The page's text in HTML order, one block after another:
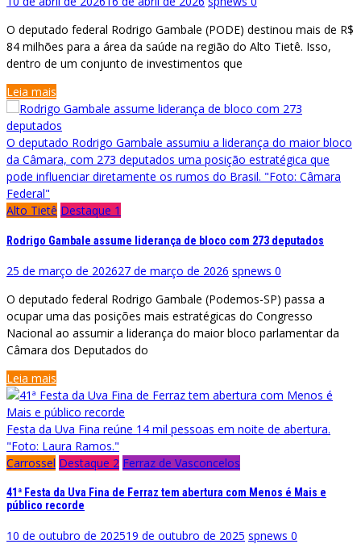
O deputado federal Rodrigo Gambale (PODE) destinou mais de R$
84 milhões para a área da saúde na região do Alto Tietê. Isso,
dentro de um conjunto de investimentos que
Leia mais
O deputado Rodrigo Gambale assumiu a liderança do maior bloco
da Câmara, com 273 deputados uma posição estratégica que
pode influenciar diretamente os rumos do Brasil. "Foto: Câmara
Federal"
Alto Tietê Destaque 1
Rodrigo Gambale assume liderança de bloco com 273 deputados
25 de março de 202627 de março de 2026 spnews 0
O deputado federal Rodrigo Gambale (Podemos-SP) passa a
ocupar uma das posições mais estratégicas do Congresso
Nacional ao assumir a liderança do maior bloco parlamentar da
Câmara dos Deputados do
Leia mais
Festa da Uva Fina reúne 14 mil pessoas em noite de abertura.
"Foto: Laura Ramos."
Carrossel Destaque 2 Ferraz de Vasconcelos
41ª Festa da Uva Fina de Ferraz tem abertura com Menos é Mais e
público recorde
10 de outubro de 202519 de outubro de 2025 spnews 0